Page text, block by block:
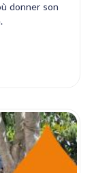
donner son